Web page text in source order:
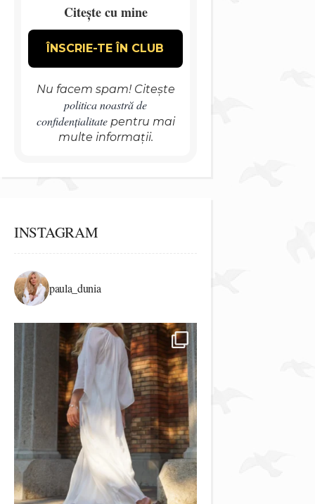
Citește cu mine
Nu facem spam! Citește
politica noastră de
confidențialitatepentru mai
multe informații.
INSTAGRAM
paula_dunia